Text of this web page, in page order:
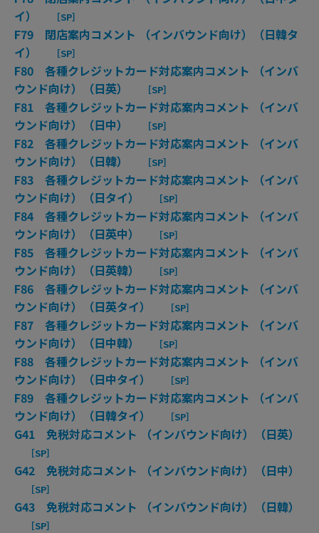
イ）
［SP］
F79 閉店案内コメント （インバウンド向け）（日韓タ
イ）
［SP］
F80 各種クレジットカード対応案内コメント （インバ
ウンド向け）（日英）
［SP］
F81 各種クレジットカード対応案内コメント （インバ
ウンド向け）（日中）
［SP］
F82 各種クレジットカード対応案内コメント （インバ
ウンド向け）（日韓）
［SP］
F83 各種クレジットカード対応案内コメント （インバ
ウンド向け）（日タイ）
［SP］
F84 各種クレジットカード対応案内コメント （インバ
ウンド向け）（日英中）
［SP］
F85 各種クレジットカード対応案内コメント （インバ
ウンド向け）（日英韓）
［SP］
F86 各種クレジットカード対応案内コメント （インバ
ウンド向け）（日英タイ）
［SP］
F87 各種クレジットカード対応案内コメント （インバ
ウンド向け）（日中韓）
［SP］
F88 各種クレジットカード対応案内コメント （インバ
ウンド向け）（日中タイ）
［SP］
F89 各種クレジットカード対応案内コメント （インバ
ウンド向け）（日韓タイ）
［SP］
G41 免税対応コメント （インバウンド向け）（日英）
［SP］
G42 免税対応コメント （インバウンド向け）（日中）
［SP］
G43 免税対応コメント （インバウンド向け）（日韓）
［SP］